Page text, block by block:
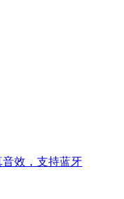
效，支持蓝牙